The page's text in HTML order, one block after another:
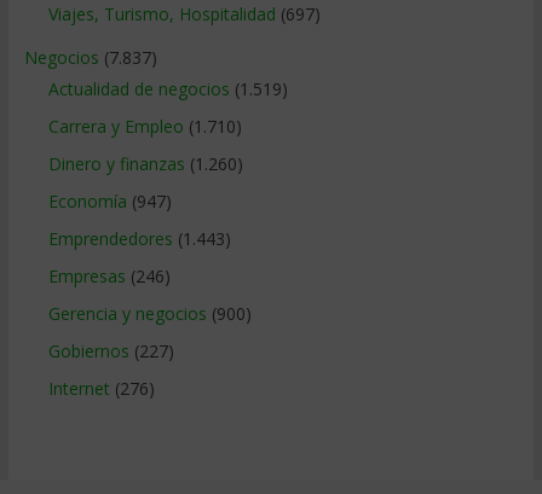
Viajes, Turismo, Hospitalidad (697)
Negocios (7.837)
Actualidad de negocios (1.519)
Carrera y Empleo (1.710)
Dinero y finanzas (1.260)
Economía (947)
Emprendedores (1.443)
Empresas (246)
Gerencia y negocios (900)
Gobiernos (227)
Internet (276)